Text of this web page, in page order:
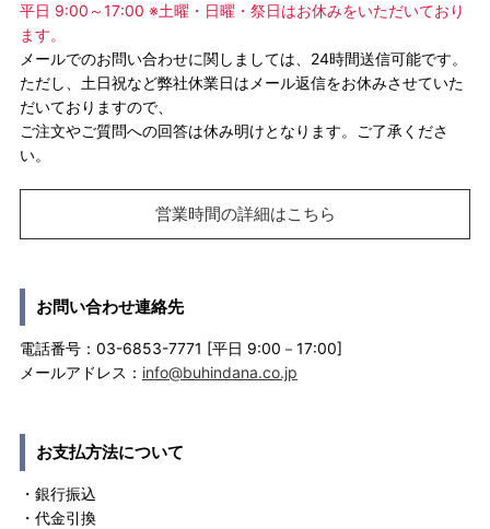
平日 9:00～17:00 ※土曜・日曜・祭日はお休みをいただいており
ます。
メールでのお問い合わせに関しましては、24時間送信可能です。
ただし、土日祝など弊社休業日はメール返信をお休みさせていた
だいておりますので、
ご注文やご質問への回答は休み明けとなります。ご了承くださ
い。
営業時間の詳細はこちら
お問い合わせ連絡先
電話番号：03-6853-7771 [平日 9:00－17:00]
メールアドレス： info@buhindana.co.jp
お支払方法について
・銀行振込
・代金引換